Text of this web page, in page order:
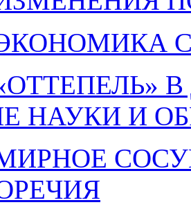
НАУКИ И
МИРНОЕ